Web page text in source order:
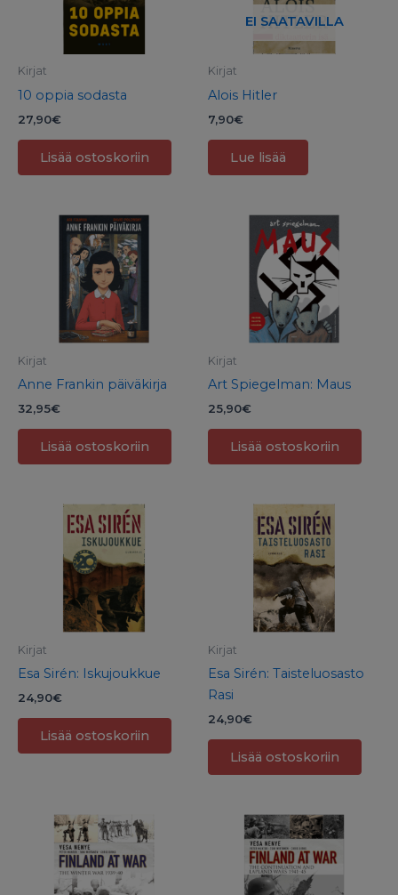
Kirjat
10 oppia sodasta
27,90€
Lisää ostoskoriin
EI SAATAVILLA
Kirjat
Alois Hitler
7,90€
Lue lisää
Kirjat
Anne Frankin päiväkirja
32,95€
Lisää ostoskoriin
Kirjat
Art Spiegelman: Maus
25,90€
Lisää ostoskoriin
Kirjat
Esa Sirén: Iskujoukkue
24,90€
Lisää ostoskoriin
Kirjat
Esa Sirén: Taisteluosasto
Rasi
24,90€
Lisää ostoskoriin